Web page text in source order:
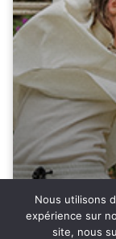
ACCÈS
Nous utilisons
expérience sur
site, nous